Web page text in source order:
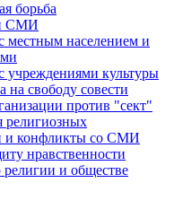
борьба
СМИ
местным населением и
учреждениями культуры
на свободу совести
против "сект"
и конфликты со СМИ
нравственности
и обществе